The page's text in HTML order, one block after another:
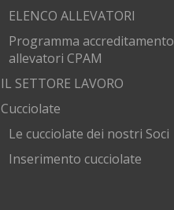
ELENCO ALLEVATORI
Programma accreditamento
allevatori CPAM
IL SETTORE LAVORO
Cucciolate
Le cucciolate dei nostri Soci
Inserimento cucciolate